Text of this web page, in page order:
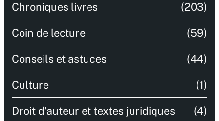
Chroniques livres (203)
Coin de lecture (59)
Conseils et astuces (44)
Culture (1)
Droit d'auteur et textes juridiques (4)